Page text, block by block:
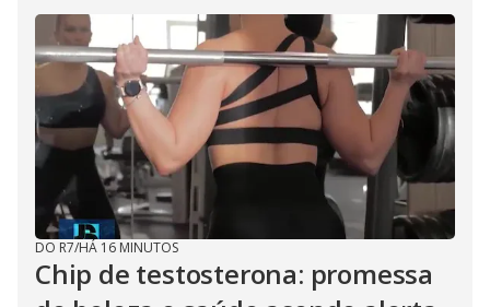
DO R7/HÁ 16 MINUTOS
Chip de testosterona: promessa